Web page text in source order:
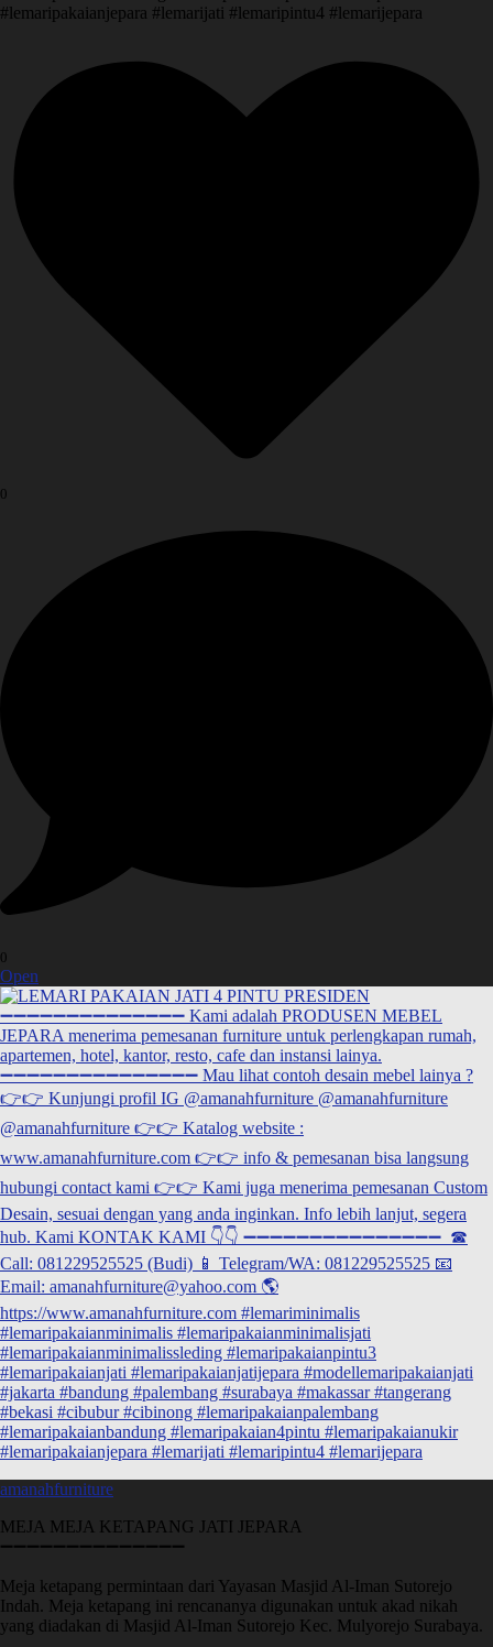
#lemaripakaianjepara #lemarijati #lemaripintu4 #lemarijepara
0
0
Open
amanahfurniture
MEJA MEJA KETAPANG JATI JEPARA
➖➖➖➖➖➖➖➖➖➖➖➖➖➖
Meja ketapang permintaan dari Yayasan Masjid Al-Iman Sutorejo
Indah. Meja ketapang ini rencananya digunakan untuk akad nikah
yang diadakan di Masjid Al-Iman Sutorejo Kec. Mulyorejo Surabaya.